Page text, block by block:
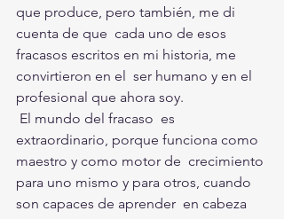
que produce, pero también, me di
cuenta de que  cada uno de esos
fracasos escritos en mi historia, me
convirtieron en el  ser humano y en el
profesional que ahora soy.
extraordinario, porque funciona como
maestro y como motor de  crecimiento
para uno mismo y para otros, cuando
son capaces de aprender  en cabeza